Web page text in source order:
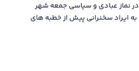
نماز عبادی و سیاسی جمعه شهر
به ایراد سخنرانی پیش از خطبه های